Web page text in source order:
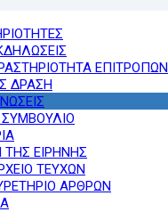
ΕΠΙΤΡΟΠΩΝ
ΔΡΑΣΗ
ΣΥΜΒΟΥΛΙΟ
ΤΗΣ ΕΙΡΗΝΗΣ
ΤΕΥΧΩΝ
ΑΡΘΡΩΝ